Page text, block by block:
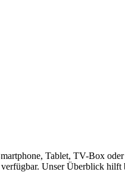
Tablet, TV-Box
Unser Überblick hilft